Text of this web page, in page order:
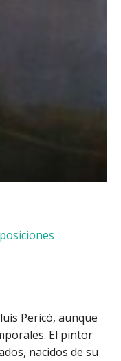
Pericó, aunque
El pintor
nacidos de su